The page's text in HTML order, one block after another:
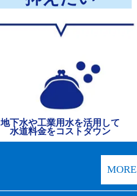
地下水や工業用水を活用して
水道料金をコストダウン
MORE